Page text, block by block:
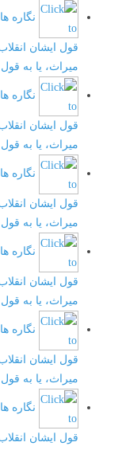
نگاره
قول ایشان
میراث، یا به
نگاره
قول ایشان
میراث، یا به
نگاره
قول ایشان
میراث، یا به
نگاره
قول ایشان
میراث، یا به
نگاره
قول ایشان
میراث، یا به
نگاره
قول ایشان